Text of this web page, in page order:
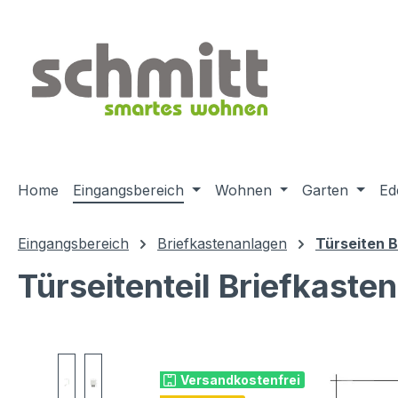
Home Eingangsbereich Wohnen Garten
Eingangsbereich Briefkastenanlagen Türseiten
Türseitenteil
Versandkostenfrei